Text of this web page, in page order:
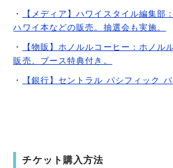
・
【メディア】ハワイスタイル編集部
ハワイ本などの販売。抽選会も実施。
・
【物販】ホノルルコーヒー：ホノル
販売、ブース特典付き。
・ 【銀行】セントラル パシフィック バ
チケット購入方法